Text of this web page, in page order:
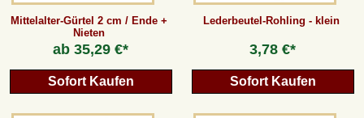
Mittelalter-Gürtel 2 cm / Ende +
Nieten
ab35,29 €*
Sofort Kaufen
Lederbeutel-Rohling - klein
3,78 €*
Sofort Kaufen